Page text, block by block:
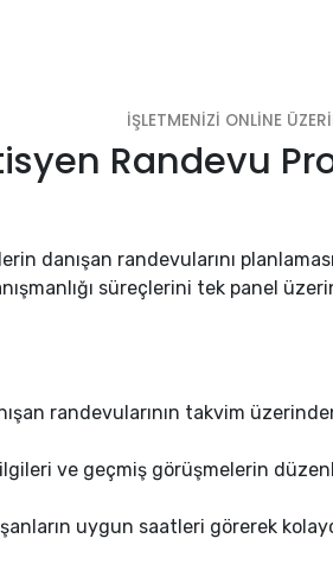
İŞLETMENİZİ ONLİNE
Randevu
danışan randevularını
süreçlerini tek panel
randevularının takvim
ve geçmiş görüşmelerin
uygun saatleri görerek